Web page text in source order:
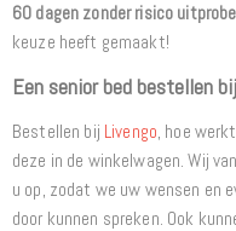
60 dagen zonder risico
keuze heeft gemaakt!
Een senior bed bestellen
Bestellen bij Livengo, hoe
deze in de winkelwagen. Wij
u op, zodat we uw wensen en
door kunnen spreken. Ook